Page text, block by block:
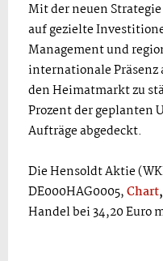
Mit der neuen
auf gezielte
Management und
internationale Präsenz
den Heimatmarkt zu
Prozent der geplanten
Aufträge abgedeckt.
Die Hensoldt Aktie
DE000HAG0005,Chart,
Handel bei 34,20 Euro